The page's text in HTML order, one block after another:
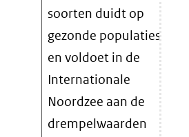
soorten duidt op
gezonde populaties
en voldoet in de
Internationale
Noordzee aan de
drempelwaarden